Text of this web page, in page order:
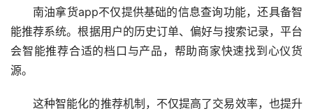
南油拿货app不仅提供基础的信息查询功能，还具备智
能推荐系统。根据用户的历史订单、偏好与搜索记录，平台
会智能推荐合适的档口与产品，帮助商家快速找到心仪货
源。
这种智能化的推荐机制，不仅提高了交易效率，也提升